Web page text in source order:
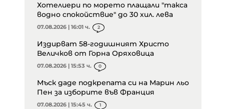
Хотелиери по морето плащали "такса
водно спокойствие" до 30 хил. лева
07.08.2026 | 16:01 ч. 2
Издирват 58-годишният Христо
Величков от Горна Оряховица
07.08.2026 | 15:53 ч. 0
Мъск даде подкрепата си на Марин льо
Пен за изборите във Франция
07.08.2026 | 15:45 ч. 1